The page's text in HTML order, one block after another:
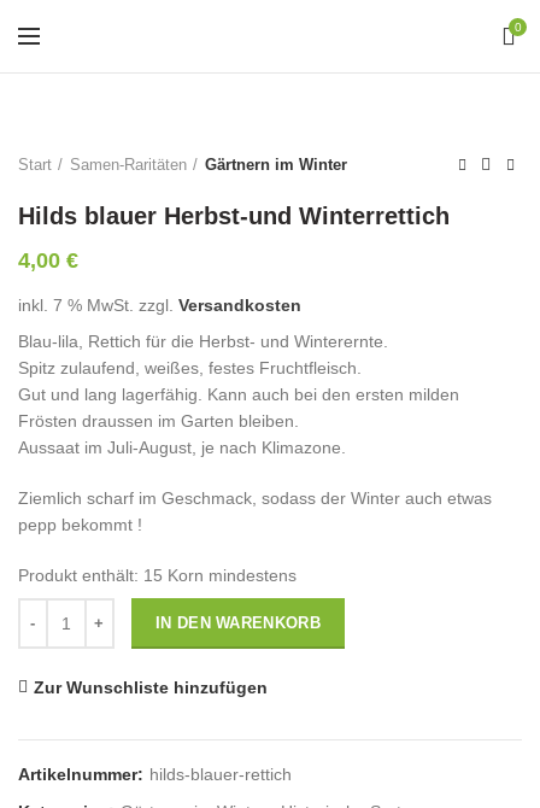
0
Start Samen-Raritäten Gärtnern im Winter
Hilds blauer Herbst-und Winterrettich
4,00 €
inkl. 7 % MwSt. zzgl. Versandkosten
Blau-lila, Rettich für die Herbst- und Winterernte.
Spitz zulaufend, weißes, festes Fruchtfleisch.
Gut und lang lagerfähig. Kann auch bei den ersten milden
Frösten draussen im Garten bleiben.
Aussaat im Juli-August, je nach Klimazone.
Ziemlich scharf im Geschmack, sodass der Winter auch etwas
pepp bekommt !
Produkt enthält: 15 Korn mindestens
IN DEN WARENKORB
Zur Wunschliste hinzufügen
Artikelnummer: hilds-blauer-rettich